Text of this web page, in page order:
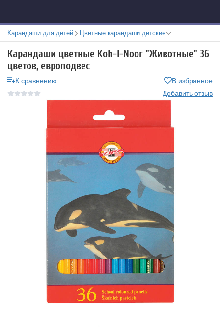
Карандаши для детей Цветные карандаши детские
Карандаши цветные Koh-I-Noor "Животные" 36
цветов, европодвес
К сравнению
В избранное
Добавить отзыв